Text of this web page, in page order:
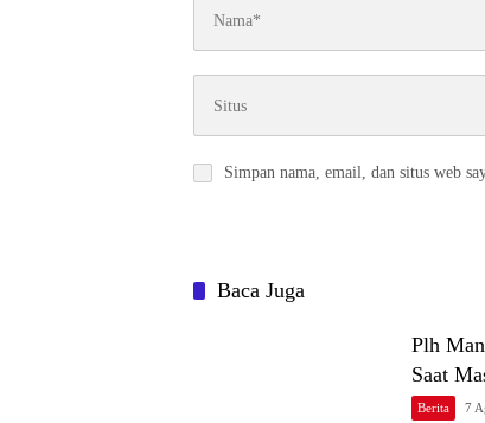
Simpan nama, email, dan situs web
Baca Juga
Plh
Saat
Berita 7